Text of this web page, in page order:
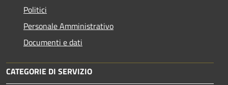
Politici
Personale Amministrativo
Documenti e dati
CATEGORIE DI SERVIZIO